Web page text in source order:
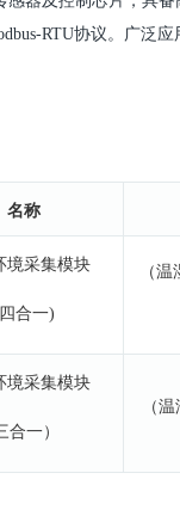
RTU协议。广泛
名称
境采集模块
合一)
（
境采集模块
合一）
（